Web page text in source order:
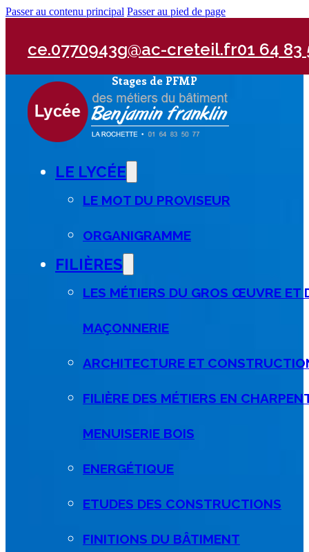
Passer au contenu principal Passer au pied de page
ce.0770943g@ac-creteil.fr01 64 83
LE LYCÉE
LE MOT DU PROVISEUR
ORGANIGRAMME
FILIÈRES
LES MÉTIERS DU GROS ŒUVRE ET
MAÇONNERIE
ARCHITECTURE ET
FILIÈRE DES MÉTIERS EN
MENUISERIE BOIS
ENERGÉTIQUE
ETUDES DES CONSTRUCTIONS
FINITIONS DU BÂTIMENT
Stages de PFMP